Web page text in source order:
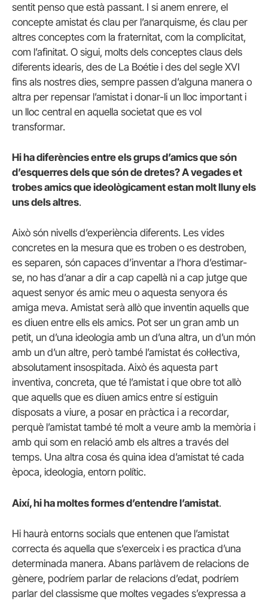
sentit penso que està passant. I si anem enrere, el
concepte amistat és clau per l’anarquisme, és clau per
altres conceptes com la fraternitat, com la complicitat,
com l’afinitat. O sigui, molts dels conceptes claus dels
diferents idearis, des de La Boétie i des del segle XVI
fins als nostres dies, sempre passen d’alguna manera o
altra per repensar l’amistat i donar-li un lloc important i
un lloc central en aquella societat que es vol
transformar.
Hi ha diferències entre els grups d’amics que són
d’esquerres dels que són de dretes? A vegades et
trobes amics que ideològicament estan molt lluny els
uns dels altres.
Això són nivells d’experiència diferents. Les vides
concretes en la mesura que es troben o es destroben,
es separen, són capaces d’inventar a l’hora d’estimar-
se, no has d’anar a dir a cap capellà ni a cap jutge que
aquest senyor és amic meu o aquesta senyora és
amiga meva. Amistat serà allò que inventin aquells que
es diuen entre ells els amics. Pot ser un gran amb un
petit, un d’una ideologia amb un d’una altra, un d’un món
amb un d’un altre, però també l’amistat és col·lectiva,
absolutament insospitada. Això és aquesta part
inventiva, concreta, que té l’amistat i que obre tot allò
que aquells que es diuen amics entre sí estiguin
disposats a viure, a posar en pràctica i a recordar,
perquè l’amistat també té molt a veure amb la memòria i
amb qui som en relació amb els altres a través del
temps. Una altra cosa és quina idea d’amistat té cada
època, ideologia, entorn polític.
Així, hi ha moltes formes d’entendre l’amistat.
Hi haurà entorns socials que entenen que l’amistat
correcta és aquella que s’exerceix i es practica d’una
determinada manera. Abans parlàvem de relacions de
gènere, podríem parlar de relacions d’edat, podríem
parlar del classisme que moltes vegades s’expressa a